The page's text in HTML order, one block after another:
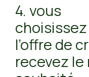
4. vous
choisissez
l’offre de
recevez